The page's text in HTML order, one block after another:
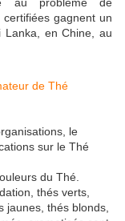
gagnent un
Lanka, en Chine, au
le
sur le Thé
du Thé.
thés verts,
jaunes, thés blonds,